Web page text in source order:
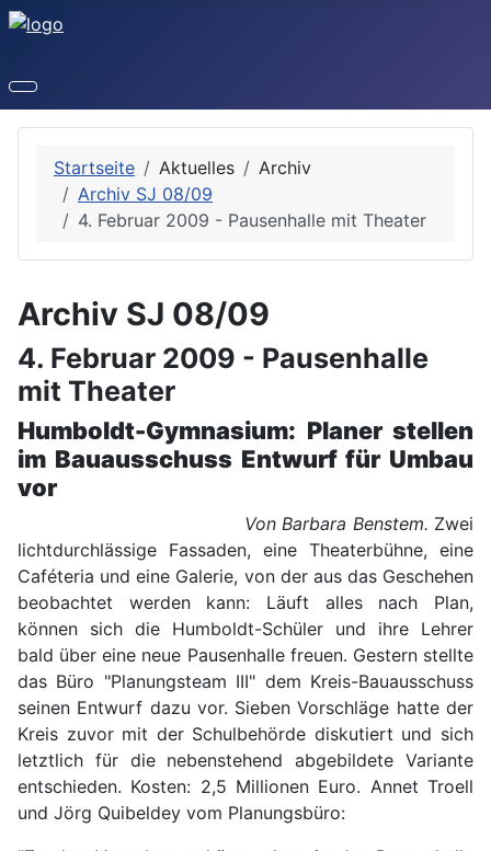
Startseite Aktuelles
Archiv
Archiv SJ 08/09
4. Februar 2009 - Pausenhalle mit Theater
Archiv SJ 08/09
4. Februar 2009 - Pausenhalle
mit Theater
Humboldt-Gymnasium: Planer stellen
im Bauausschuss Entwurf für Umbau
vor
Von Barbara Benstem. Zwei
lichtdurchlässige Fassaden, eine Theaterbühne, eine
Caféteria und eine Galerie, von der aus das Geschehen
beobachtet werden kann: Läuft alles nach Plan,
können sich die Humboldt-Schüler und ihre Lehrer
bald über eine neue Pausenhalle freuen. Gestern stellte
das Büro "Planungsteam III" dem Kreis-Bauausschuss
seinen Entwurf dazu vor. Sieben Vorschläge hatte der
Kreis zuvor mit der Schulbehörde diskutiert und sich
letztlich für die nebenstehend abgebildete Variante
entschieden. Kosten: 2,5 Millionen Euro. Annet Troell
und Jörg Quibeldey vom Planungsbüro: